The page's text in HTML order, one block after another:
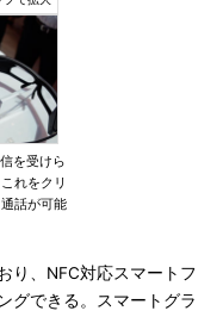
を受けら
れをクリ
話が可能
り、NFC対応スマートフ
グできる。スマートグラ